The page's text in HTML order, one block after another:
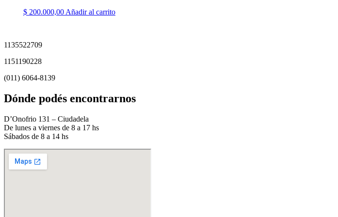
$ 200.000,00 Añadir al carrito
1135522709
1151190228
(011) 6064-8139
Dónde podés encontrarnos
D’Onofrio 131 – Ciudadela
De lunes a viernes de 8 a 17 hs
Sábados de 8 a 14 hs